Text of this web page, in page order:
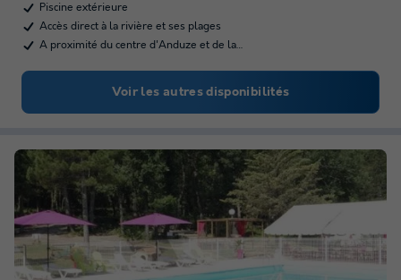
Piscine extérieure
Accès direct à la rivière et ses plages
A proximité du centre d'Anduze et de la…
Voir les autres disponibilités